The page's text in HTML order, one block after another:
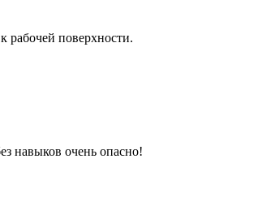
рабочей поверхности.
навыков очень опасно!